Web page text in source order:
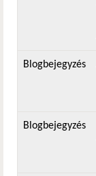
Blogbejegyzés
Blogbejegyzés